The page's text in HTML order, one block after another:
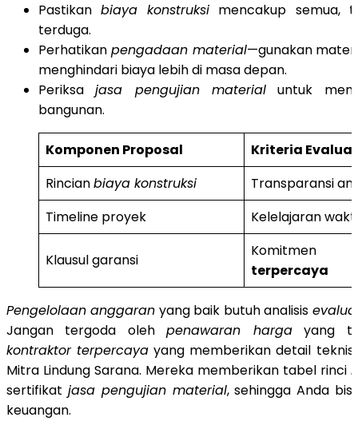
Pastikanbiaya konstruksi mencakup semua,
terduga.
Perhatikan pengadaan material—gunakan
menghindari biaya lebih di masa depan.
Periksajasa pengujian materialuntuk
bangunan.
Komponen Proposal
Kriteria
Rincianbiaya konstruksi
Transparansi
Timeline proyek
Kelelajaran
Klausul garansi
terpercaya
Pengelolaan anggaran yang baik butuh analisis
Jangan tergoda olehpenawaran hargayang
kontraktor terpercaya yang memberikan detail
Mitra Lindung Sarana. Mereka memberikan tabel rinci
sertifikat jasa pengujian material, sehingga Anda
keuangan.